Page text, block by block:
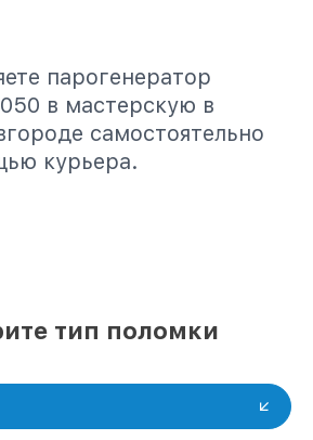
парогенератор
в мастерскую в
самостоятельно
курьера.
тип поломки